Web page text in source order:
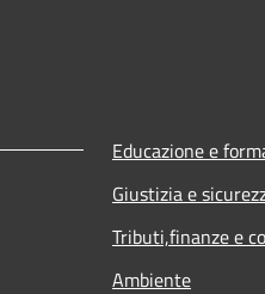
Educazione e
Giustizia e
Tributi,finanze e
Ambiente